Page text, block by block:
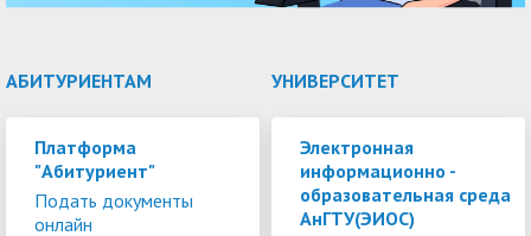
АБИТУРИЕНТАМ
Платформа
"Абитуриент"
Подать документы
онлайн
УНИВЕРСИТЕТ
Электронная
информационно -
образовательная среда
АнГТУ(ЭИОС)